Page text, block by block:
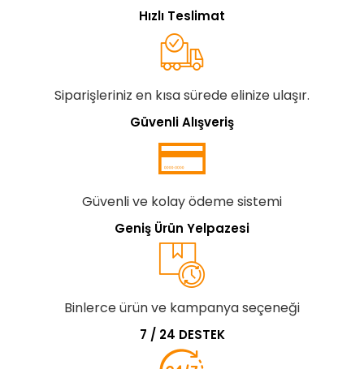
Hızlı Teslimat
Siparişleriniz en kısa sürede elinize ulaşır.
Güvenli Alışveriş
Güvenli ve kolay ödeme sistemi
Geniş Ürün Yelpazesi
Binlerce ürün ve kampanya seçeneği
7 / 24 DESTEK